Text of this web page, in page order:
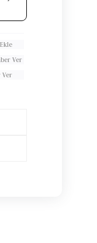
Ver
Ver